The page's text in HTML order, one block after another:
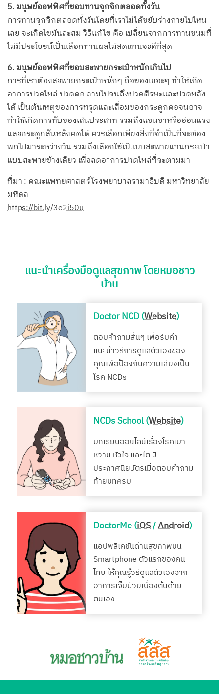
5. มนุษย์ออฟฟิศที่ชอบทานจุกจิกตลอดทั้งวัน
การทานจุกจิกตลอดทั้งวันโดยที่เราไม่ได้ขยับร่างกายไปไหน
เลย จะเกิดไขมันสะสม วิธีแก้ไข คือ เปลี่ยนจากการทานขนมที่
ไม่มีประโยชน์เป็นเลือกทานผลไม้สดแทนจะดีที่สุด
6. มนุษย์ออฟฟิศที่ชอบสะพายกระเป๋าหนักเกินไป
การที่เราต้องสะพายกระเป๋าหนักๆ ถือของเยอะๆ ทำให้เกิด
อาการปวดไหล่ ปวดคอ ลามไปจนถึงปวดศีรษะและปวดหลัง
ได้ เป็นต้นเหตุของการทรุดและเสื่อมของกระดูกคอจนอาจ
ทำให้เกิดการทับของเส้นประสาท รวมถึงแขนชาหรืออ่อนแรง
และกระดูกสันหลังคดได้ ควรเลือกเพียงสิ่งที่จำเป็นที่จะต้อง
พกไปมาระหว่างวัน รวมถึงเลือกใช้เป้แบบสะพายแทนกระเป๋า
แบบสะพายข้างเดียว เพื่อลดอาการปวดไหล่ที่จะตามมา
ที่มา : คณะแพทยศาสตร์โรงพยาบาลรามาธิบดี มหาวิทยาลัย
มหิดล
https://bit.ly/3e2i50u
แนะนำเครื่องมือดูแลสุขภาพ โดยหมอชาว
บ้าน
Doctor NCD (Website)
ตอบคำถามสั้นๆ เพื่อรับคำ
แนะนำวิธีการดูแลตัวเองของ
คุณเพื่อป้องกันความเสี่ยงเป็น
โรค NCDs
NCDs School (Website)
บทเรียนออนไลน์เรื่องโรคเบา
หวาน หัวใจ และไต มี
ประกาศนียบัตรเมื่อตอบคำถาม
ท้ายบทครบ
DoctorMe (iOS/Android)
แอปพลิเคชันด้านสุขภาพบน
Smartphone ตัวแรกของคน
ไทย ให้คุณรู้วิธีดูแลตัวเองจาก
อาการเจ็บป่วยเบื้องต้นด้วย
ตนเอง